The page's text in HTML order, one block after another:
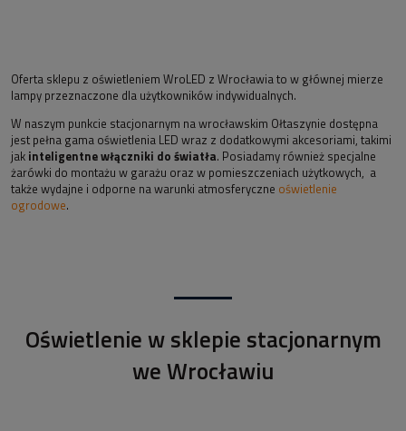
Oferta sklepu z oświetleniem WroLED z Wrocławia to w głównej mierze
lampy przeznaczone dla użytkowników indywidualnych.
W naszym punkcie stacjonarnym na wrocławskim Ołtaszynie dostępna
jest pełna gama oświetlenia LED wraz z dodatkowymi akcesoriami, takimi
jak inteligentne włączniki do światła. Posiadamy również specjalne
żarówki do montażu w garażu oraz w pomieszczeniach użytkowych, a
także wydajne i odporne na warunki atmosferyczne oświetlenie
ogrodowe.
Oświetlenie w sklepie stacjonarnym
we Wrocławiu